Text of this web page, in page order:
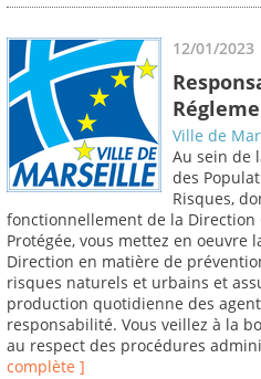
12/01/2023
Ville de
Au sein de
des
Risques,
fonctionnellement de la Direction
Protégée, vous mettez en oeuvre
Direction en matière de
risques naturels et urbains et
production quotidienne des
responsabilité. Vous veillez à la
au respect des procédures
complète ]